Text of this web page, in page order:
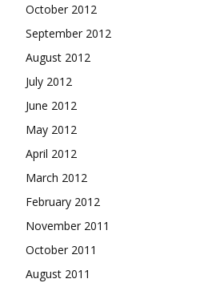
October 2012
September 2012
August 2012
July 2012
June 2012
May 2012
April 2012
March 2012
February 2012
November 2011
October 2011
August 2011